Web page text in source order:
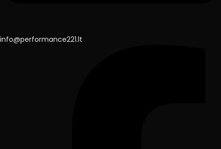
info@performance221.lt